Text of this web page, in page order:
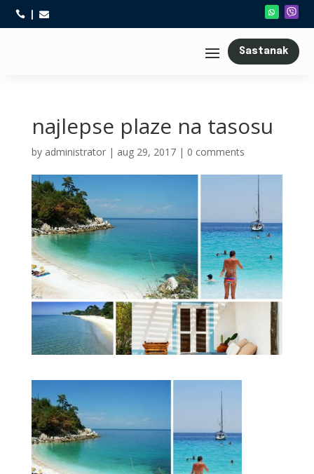
 
Sastanak
najlepse plaze na tasosu
by administrator| aug 29, 2017| 0 comments